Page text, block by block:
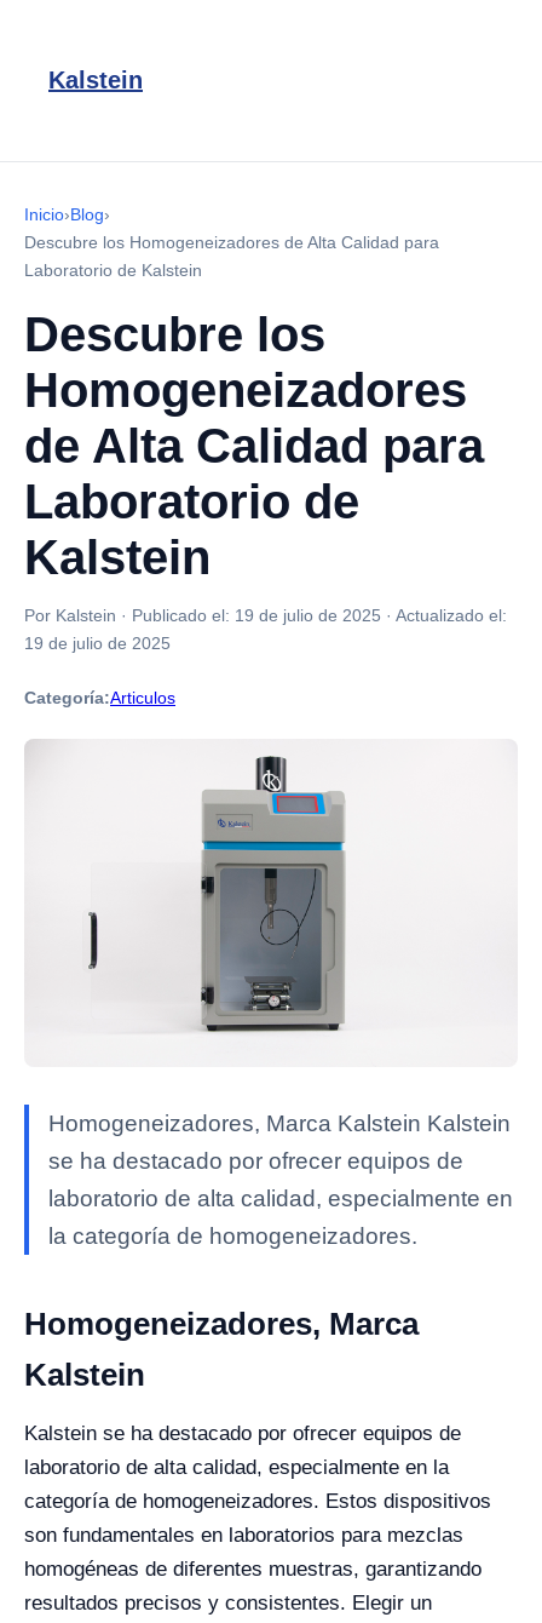
Kalstein
Inicio›Blog›
Descubre los Homogeneizadores de Alta Calidad para
Laboratorio de Kalstein
Descubre los
Homogeneizadores
de Alta Calidad para
Laboratorio de
Kalstein
Por Kalstein · Publicado el: 19 de julio de 2025 · Actualizado el:
19 de julio de 2025
Categoría:Articulos
Homogeneizadores, Marca Kalstein Kalstein
se ha destacado por ofrecer equipos de
laboratorio de alta calidad, especialmente en
la categoría de homogeneizadores.
Homogeneizadores, Marca
Kalstein
Kalstein se ha destacado por ofrecer equipos de
laboratorio de alta calidad, especialmente en la
categoría de homogeneizadores. Estos dispositivos
son fundamentales en laboratorios para mezclas
homogéneas de diferentes muestras, garantizando
resultados precisos y consistentes. Elegir un